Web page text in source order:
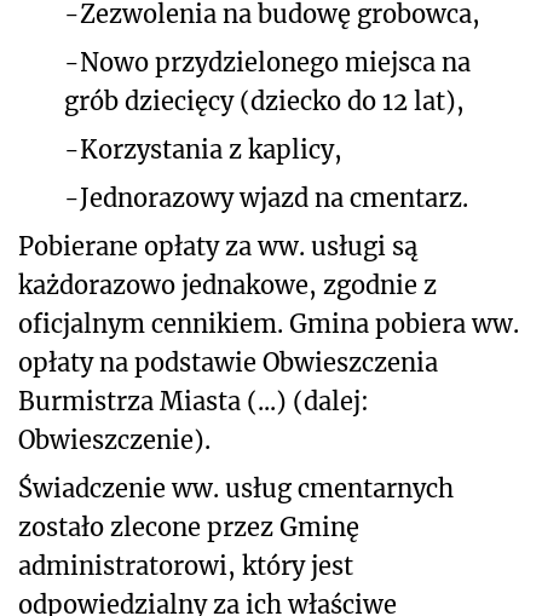
-Zezwolenia na budowę grobowca,
-Nowo przydzielonego miejsca na
grób dziecięcy (dziecko do 12 lat),
-Korzystania z kaplicy,
-Jednorazowy wjazd na cmentarz.
Pobierane opłaty za ww. usługi są
każdorazowo jednakowe, zgodnie z
oficjalnym cennikiem. Gmina pobiera ww.
opłaty na podstawie Obwieszczenia
Burmistrza Miasta (...) (dalej:
Obwieszczenie).
Świadczenie ww. usług cmentarnych
zostało zlecone przez Gminę
administratorowi, który jest
odpowiedzialny za ich właściwe